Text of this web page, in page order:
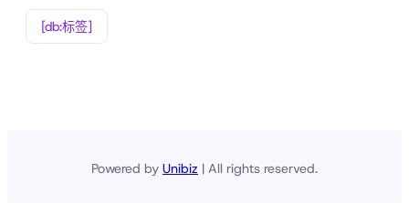
[db:标签]
Powered by Unibiz | All rights reserved.